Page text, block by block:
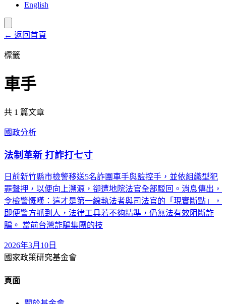
English
← 返回首頁
標籤
車手
共 1 篇文章
國政分析
法制革新 打詐打七寸
日前新竹縣市檢警移送5名詐團車手與監控手，並依組織型犯
罪聲押，以便向上溯源，卻遭地院法官全部駁回。消息傳出，
令檢警慨嘆：這才是第一線執法者與司法官的「現實斷點」，
即便警方抓到人，法律工具若不夠精準，仍無法有效阻斷詐
騙。 當前台灣詐騙集團的技
2026年3月10日
國家政策研究基金會
頁面